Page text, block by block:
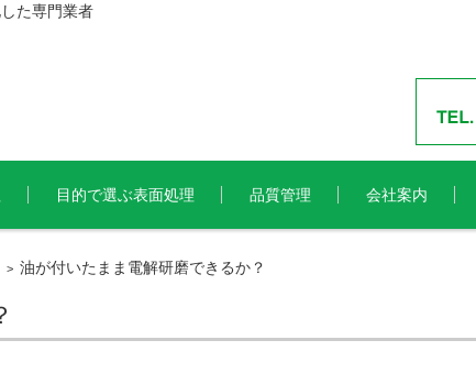
た専門業者
目的で選ぶ表面処理 品質管理 会社案内
> 油が付いたまま電解研磨できるか？